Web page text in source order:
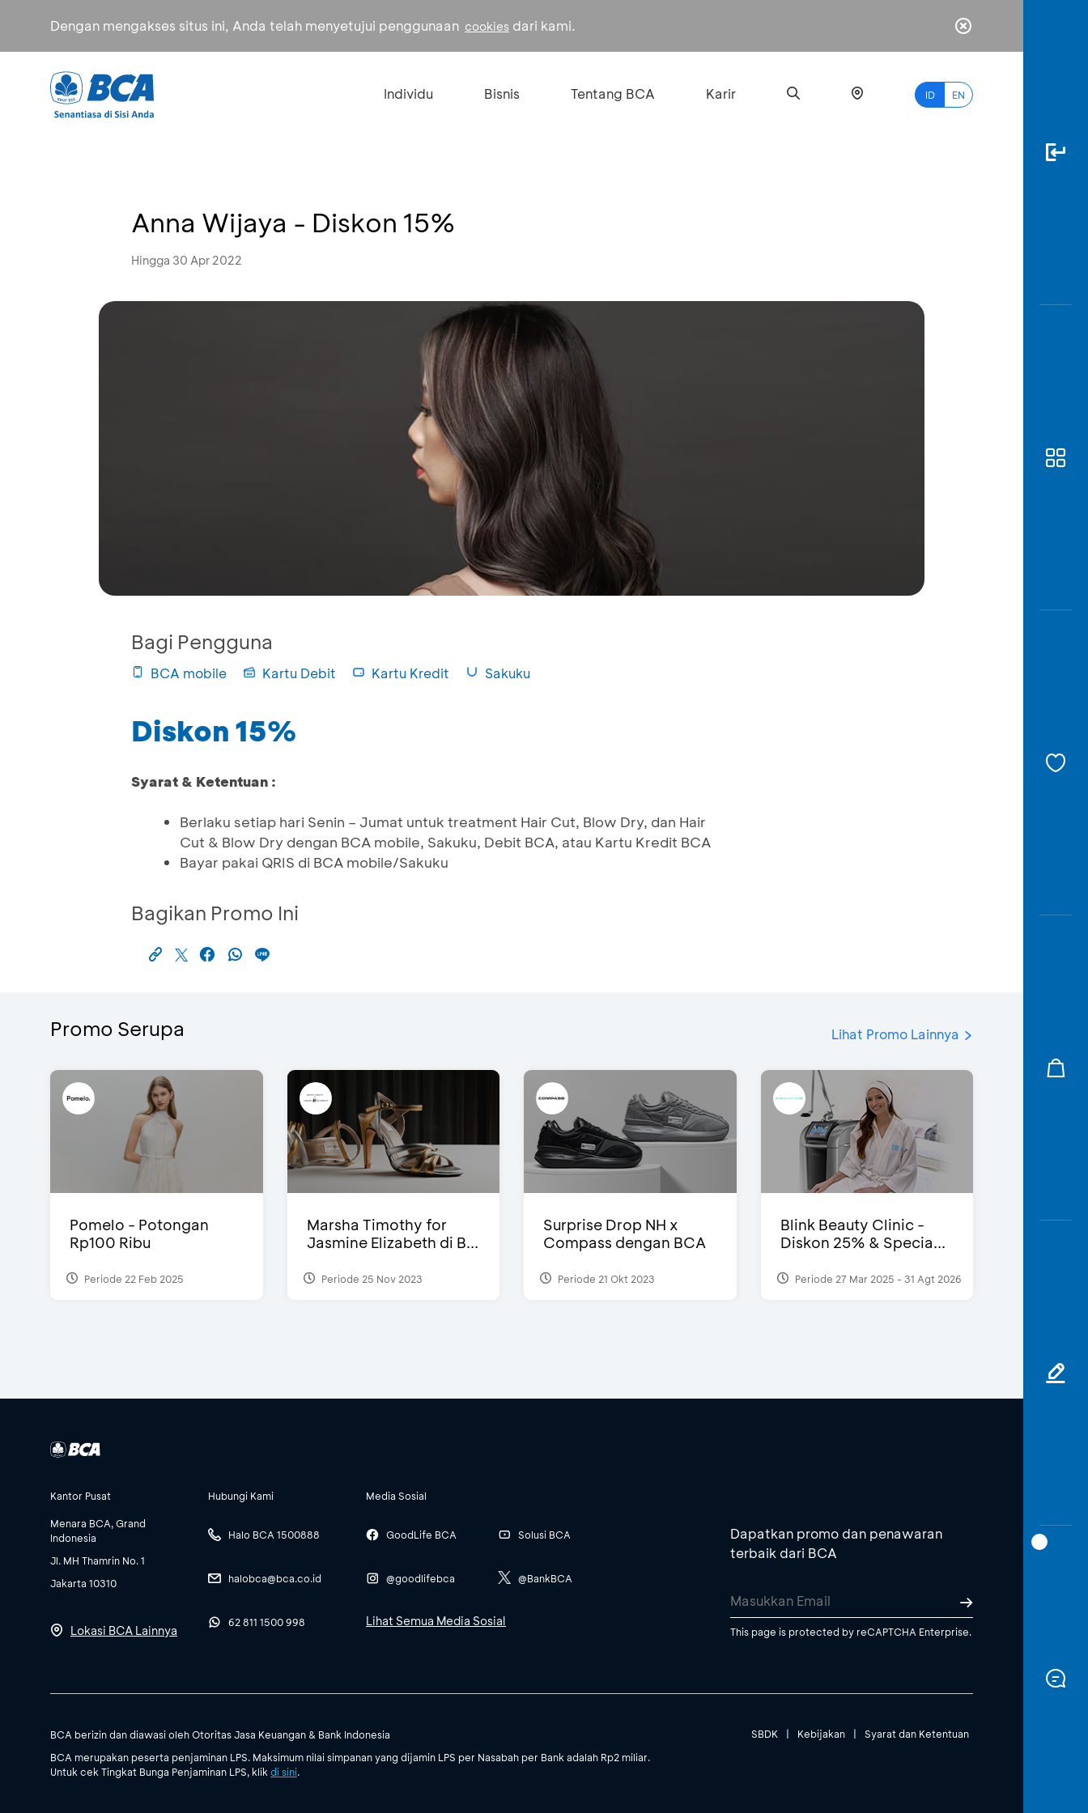
Dengan mengakses situs ini, Anda telah menyetujui penggunaan cookies dari kami.
Individu Bisnis Tentang BCA Karir ID EN
Anna Wijaya - Diskon 15%
Hingga 30 Apr 2022
Bagi Pengguna
BCA mobile Kartu Debit Kartu Kredit Sakuku
Diskon 15%
Syarat & Ketentuan :
Berlaku setiap hari Senin – Jumat untuk treatment Hair Cut, Blow Dry, dan Hair
Cut & Blow Dry dengan BCA mobile, Sakuku, Debit BCA, atau Kartu Kredit BCA
Bayar pakai QRIS di BCA mobile/Sakuku
Bagikan Promo Ini
Promo Serupa Lihat Promo Lainnya
Pomelo - Potongan
Rp100 Ribu
Periode 22 Feb 2025
Marsha Timothy for
Jasmine Elizabeth di B...
Periode 25 Nov 2023
Surprise Drop NH x
Compass dengan BCA
Periode 21 Okt 2023
Blink Beauty Clinic -
Diskon 25% & Specia...
Periode 27 Mar 2025 - 31 Agt 2026
Kantor Pusat
Menara BCA, Grand
Indonesia
Jl. MH Thamrin No. 1
Jakarta 10310
Lokasi BCA Lainnya
Hubungi Kami
Halo BCA 1500888
halobca@bca.co.id
62 811 1500 998
Media Sosial
GoodLife BCA
@goodlifebca
Solusi BCA
@BankBCA
Lihat Semua Media Sosial
Dapatkan promo dan penawaran
terbaik dari BCA
This page is protected by reCAPTCHA Enterprise.
SBDK | Kebijakan | Syarat dan Ketentuan
BCA berizin dan diawasi oleh Otoritas Jasa Keuangan & Bank Indonesia
BCA merupakan peserta penjaminan LPS. Maksimum nilai simpanan yang dijamin LPS per Nasabah per Bank adalah Rp2 miliar.
Untuk cek Tingkat Bunga Penjaminan LPS, klik di sini.